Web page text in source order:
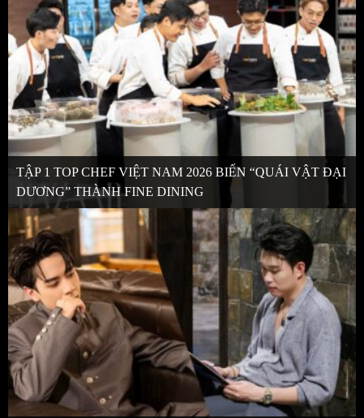
TẬP 1 TOP CHEF VIỆT NAM 2026 BIẾN “QUÁI VẬT ĐẠI
DƯƠNG” THÀNH FINE DINING